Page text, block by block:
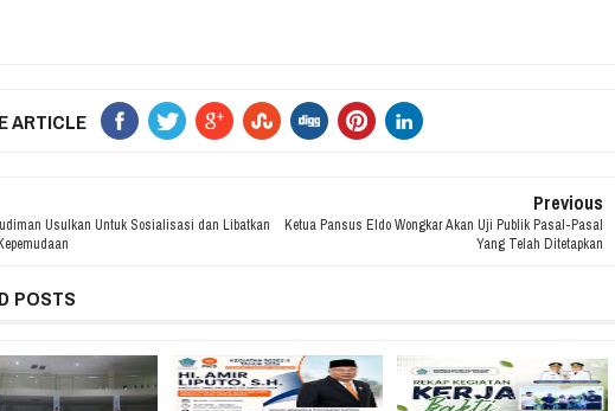
ARTICLE
Usulkan Untuk Sosialisasi dan Libatkan
Previous
Ketua Pansus Eldo Wongkar Akan Uji Publik Pasal-Pasal
Yang Telah Ditetapkan
POSTS